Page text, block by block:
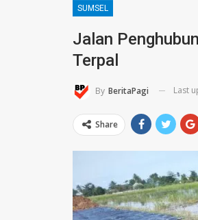
SUMSEL
Jalan
Terpal
By BeritaPagi Last
Share